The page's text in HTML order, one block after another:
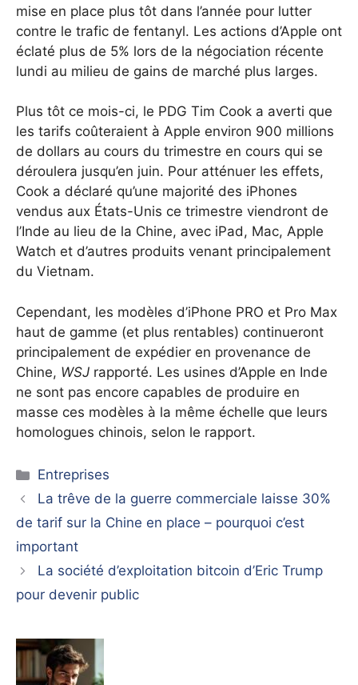
mise en place plus tôt dans l’année pour lutter
contre le trafic de fentanyl. Les actions d’Apple ont
éclaté plus de 5% lors de la négociation récente
lundi au milieu de gains de marché plus larges.
Plus tôt ce mois-ci, le PDG Tim Cook a averti que
les tarifs coûteraient à Apple environ 900 millions
de dollars au cours du trimestre en cours qui se
déroulera jusqu’en juin. Pour atténuer les effets,
Cook a déclaré qu’une majorité des iPhones
vendus aux États-Unis ce trimestre viendront de
l’Inde au lieu de la Chine, avec iPad, Mac, Apple
Watch et d’autres produits venant principalement
du Vietnam.
Cependant, les modèles d’iPhone PRO et Pro Max
haut de gamme (et plus rentables) continueront
principalement de expédier en provenance de
Chine, WSJ rapporté. Les usines d’Apple en Inde
ne sont pas encore capables de produire en
masse ces modèles à la même échelle que leurs
homologues chinois, selon le rapport.
Catégories
Entreprises
La trêve de la guerre commerciale laisse 30%
de tarif sur la Chine en place – pourquoi c’est
important
La société d’exploitation bitcoin d’Eric Trump
pour devenir public